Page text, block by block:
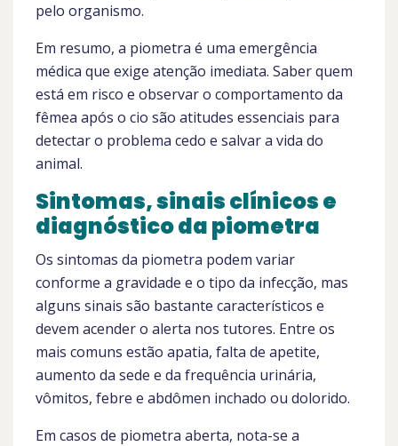
pelo organismo.
Em resumo, a piometra é uma emergência
médica que exige atenção imediata. Saber quem
está em risco e observar o comportamento da
fêmea após o cio são atitudes essenciais para
detectar o problema cedo e salvar a vida do
animal.
Sintomas, sinais clínicos e
diagnóstico da piometra
Os sintomas da piometra podem variar
conforme a gravidade e o tipo da infecção, mas
alguns sinais são bastante característicos e
devem acender o alerta nos tutores. Entre os
mais comuns estão apatia, falta de apetite,
aumento da sede e da frequência urinária,
vômitos, febre e abdômen inchado ou dolorido.
Em casos de piometra aberta, nota-se a